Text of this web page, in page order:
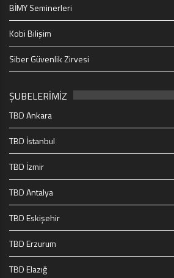
BİMY Seminerleri
Kobi Bilişim
Siber Güvenlik Zirvesi
ŞUBELERİMİZ
TBD Ankara
TBD İstanbul
TBD İzmir
TBD Antalya
TBD Eskişehir
TBD Erzurum
TBD Elazığ